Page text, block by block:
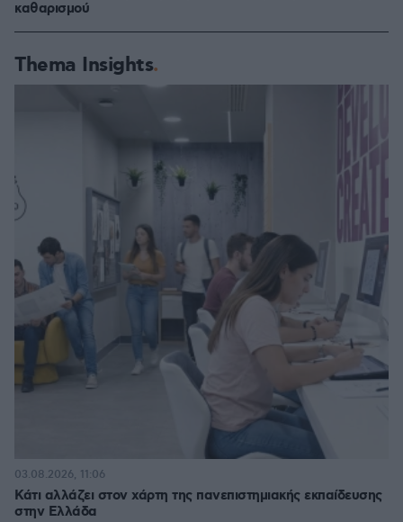
καθαρισμού
Thema Insights
Κάτι αλλάζει στον χάρτη της πανεπιστημιακής εκπαίδευσης
στην Ελλάδα
03.08.2026, 11:06